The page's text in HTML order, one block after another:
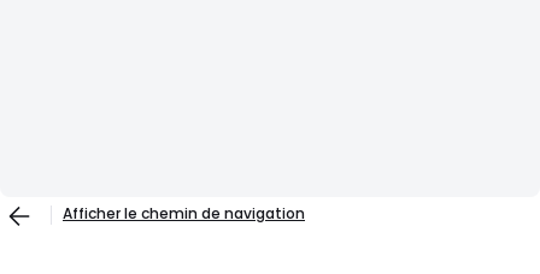
Afficher le chemin de navigation